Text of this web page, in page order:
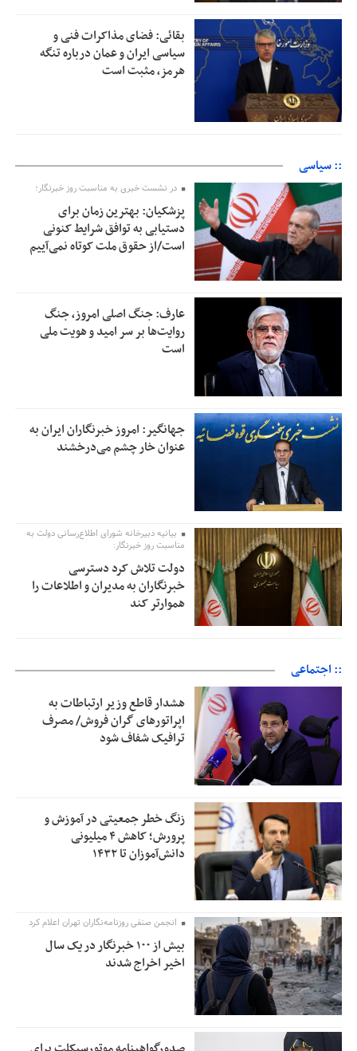
بقائی: فضای مذاکرات فنی و
سیاسی ایران و عمان درباره تنگه
هرمز، مثبت است
:: سیاسی
در نشست خبری به مناسبت روز خبرنگار؛
پزشکیان‌: بهترین زمان برای
دستیابی به توافق شرایط کنونی
است/از حقوق ملت کوتاه نمی‌آییم
عارف: جنگ اصلی امروز، جنگ
روایت‌ها بر سر امید و هویت ملی
است
جهانگیر: امروز خبرنگاران ایران به
عنوان خار چشم می‌درخشند
بیانیه دبیرخانه شورای اطلاع‌رسانی دولت به
مناسبت روز خبرنگار:
دولت تلاش کرد دسترسی
خبرنگاران به مدیران و اطلاعات را
هموارتر کند
:: اجتماعی
هشدار قاطع وزیر ارتباطات به
اپراتورهای گران فروش/ مصرف
ترافیک شفاف شود
زنگ خطر جمعیتی در آموزش و
پرورش؛ کاهش ۴ میلیونی
دانش‌آموزان تا ۱۴۳۲
انجمن صنفی روزنامه‌نگاران تهران اعلام کرد
بیش از ۱۰۰ خبرنگار در یک سال
اخیر اخراج شدند